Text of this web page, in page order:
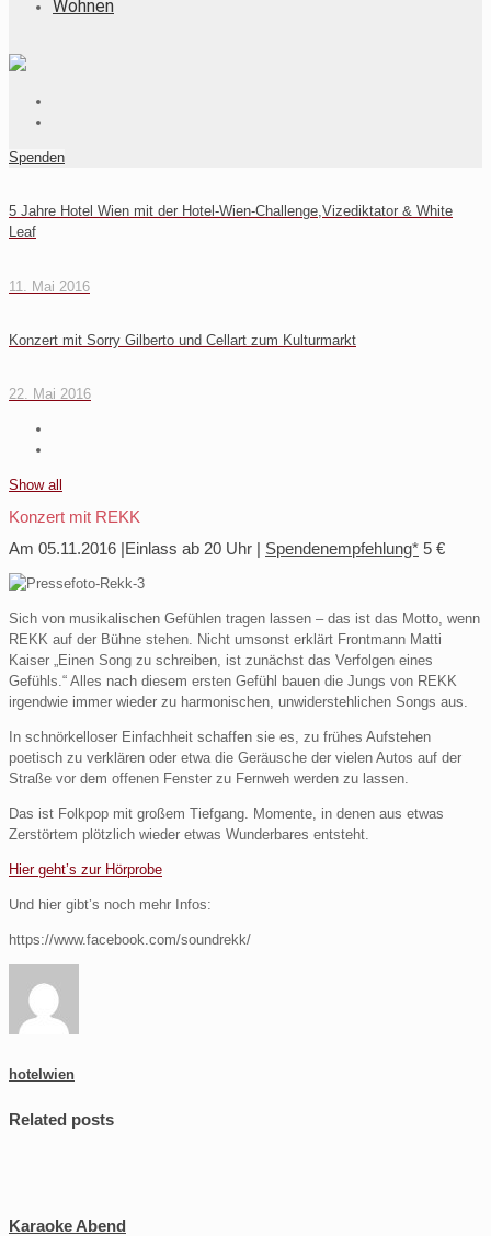
Wohnen
Spenden
5 Jahre Hotel Wien mit der Hotel-Wien-Challenge,Vizediktator & White
Leaf
11. Mai 2016
Konzert mit Sorry Gilberto und Cellart zum Kulturmarkt
22. Mai 2016
Show all
Konzert mit REKK
Am 05.11.2016 |Einlass ab 20 Uhr | Spendenempfehlung* 5 €
Sich von musikalischen Gefühlen tragen lassen – das ist das Motto, wenn
REKK auf der Bühne stehen. Nicht umsonst erklärt Frontmann Matti
Kaiser „Einen Song zu schreiben, ist zunächst das Verfolgen eines
Gefühls.“ Alles nach diesem ersten Gefühl bauen die Jungs von REKK
irgendwie immer wieder zu harmonischen, unwiderstehlichen Songs aus.
In schnörkelloser Einfachheit schaffen sie es, zu frühes Aufstehen
poetisch zu verklären oder etwa die Geräusche der vielen Autos auf der
Straße vor dem offenen Fenster zu Fernweh werden zu lassen.
Das ist Folkpop mit großem Tiefgang. Momente, in denen aus etwas
Zerstörtem plötzlich wieder etwas Wunderbares entsteht.
Hier geht’s zur Hörprobe
Und hier gibt’s noch mehr Infos:
https://www.facebook.com/soundrekk/
hotelwien
Related posts
Karaoke Abend